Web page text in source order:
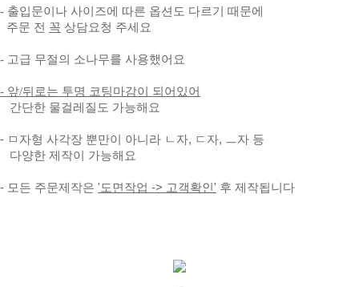
- 출입문이나 사이즈에 따른 옵션도 다르기 때문에
주문 전 꼭 상담요청 주세요
- 고급 무절의 소나무를 사용했어요
- 앞/뒤로는 투명 코팅마감이 되어있어
간단한 물걸레질도 가능해요
- ㅁ자형 사각장 뿐만이 아니라 ㄴ자, ㄷ자, ㅡ자 등
다양한 제작이 가능해요
- 모든 주문제작은 '도면작업 -> 고객확인' 후 제작됩니다